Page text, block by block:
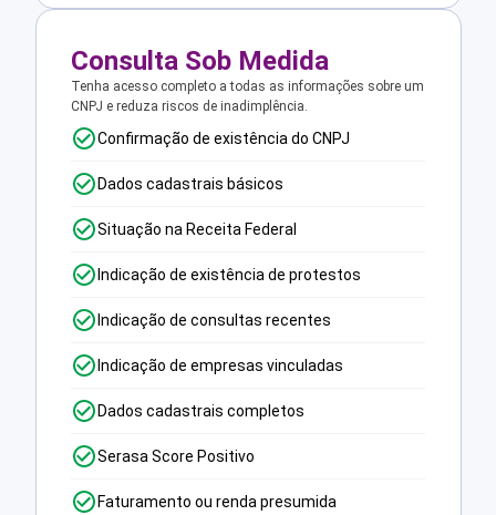
Consulta Sob Medida
Tenha acesso completo a todas as informações sobre um
CNPJ e reduza riscos de inadimplência.
Confirmação de existência do CNPJ
Dados cadastrais básicos
Situação na Receita Federal
Indicação de existência de protestos
Indicação de consultas recentes
Indicação de empresas vinculadas
Dados cadastrais completos
Serasa Score Positivo
Faturamento ou renda presumida